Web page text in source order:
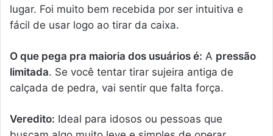
lugar. Foi muito bem recebida por ser intuitiva e
fácil de usar logo ao tirar da caixa.
O que pega pra maioria dos usuários é: A pressão
limitada. Se você tentar tirar sujeira antiga de
calçada de pedra, vai sentir que falta força.
Veredito: Ideal para idosos ou pessoas que